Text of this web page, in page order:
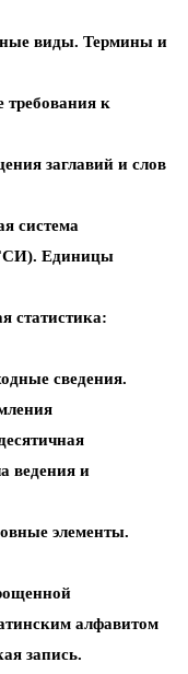
виды. Термины и
к
заглавий и слов
система
Единицы
статистика:
сведения.
ведения и
элементы.
алфавитом
запись.